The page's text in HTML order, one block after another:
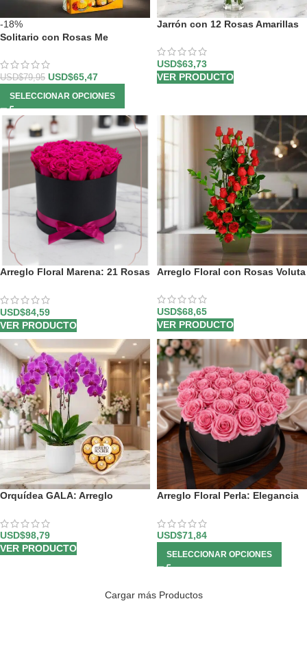
-18%
Solitario con Rosas Me
USD$79,95 USD$65,47
SELECCIONAR OPCIONES
Jarrón con 12 Rosas Amarillas
USD$63,73
VER PRODUCTO
Arreglo Floral Marena: 21 Rosas
USD$84,59
VER PRODUCTO
Arreglo Floral con Rosas Voluta
USD$68,65
VER PRODUCTO
Orquídea GALA: Arreglo
Corazón ✨
USD$98,79
VER PRODUCTO
Arreglo Floral Perla: Elegancia
USD$71,84
SELECCIONAR OPCIONES
Cargar más Productos